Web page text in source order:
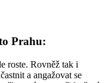
Prahu:
roste. Rovněž tak i
a angažovat se